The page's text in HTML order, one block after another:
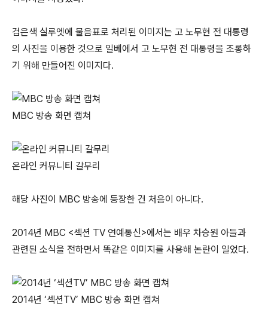
검은색 실루엣에 물음표로 처리된 이미지는 고 노무현 전 대통령
의 사진을 이용한 것으로 일베에서 고 노무현 전 대통령을 조롱하
기 위해 만들어진 이미지다.
MBC 방송 화면 캡쳐
온라인 커뮤니티 갈무리
해당 사진이 MBC 방송에 등장한 건 처음이 아니다.
2014년 MBC <섹션 TV 연예통신>에서는 배우 차승원 아들과
관련된 소식을 전하면서 똑같은 이미지를 사용해 논란이 일었다.
2014년 ‘섹션TV’ MBC 방송 화면 캡쳐